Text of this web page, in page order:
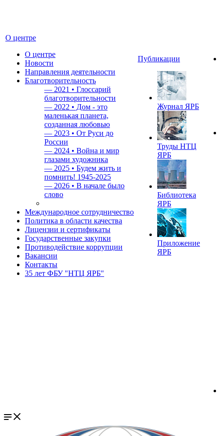
О центре
О центре
Новости
Направления деятельности
Благотворительность
— 2021 • Глоссарий
благотворительности
— 2022 • Дом - это
маленькая планета,
созданная любовью
— 2023 • От Руси до
России
— 2024 • Война и мир
глазами художника
— 2025 • Будем жить и
помнить! 1945-2025
— 2026 • В начале было
слово
Международное сотрудничество
Политика в области качества
Лицензии и сертификаты
Государственные закупки
Противодействие коррупции
Вакансии
Контакты
35 лет ФБУ "НТЦ ЯРБ"
Публикации
Журнал ЯРБ
Труды НТЦ
ЯРБ
Библиотека
ЯРБ
Приложение
ЯРБ